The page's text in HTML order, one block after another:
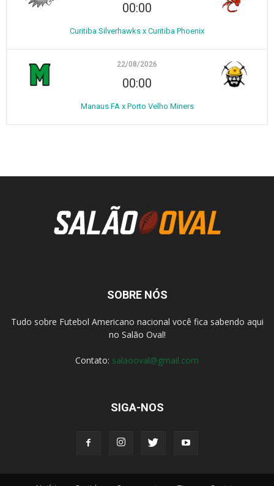
00:00
Curitiba Silverhawks x Curitiba Phoenix
22/08/2026
00:00
Manaus FA x Porto Velho Miners
SOBRE NÓS
Tudo sobre Futebol Americano nacional você fica sabendo aqui
no Salão Oval!
Contato: salaooval@gmail.com
SIGA-NOS